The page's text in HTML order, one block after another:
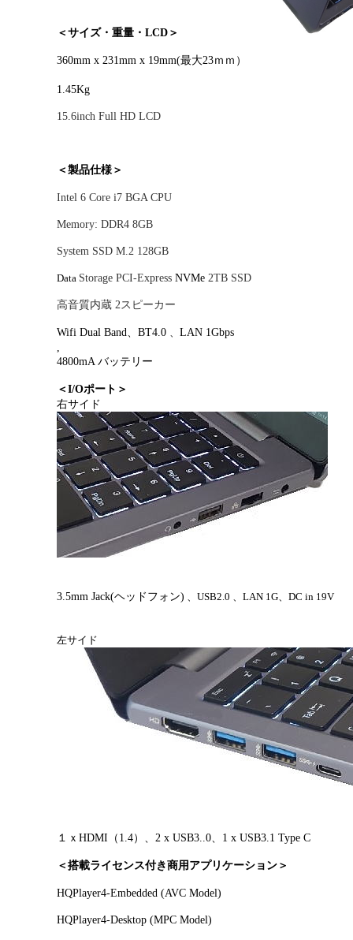
＜サイズ・重量・ LCD ＞
360mm x 231mm x 19mm(最大23ｍｍ）
1.45Kg
15.6inch Full HD LCD
＜製品仕様＞
Intel 6 Core i7 BGA CPU
Memory: DDR4 8GB
System SSD M.2 128GB
Data Storage PCI-Express NVMe 2TB SSD
高音質内蔵 2スピーカー
Wifi Dual Band、BT4.0 、 LAN 1Gbps
,
4800mA バッテリー
＜ I/Oポート＞
右サイド
3.5mm Jack(ヘッドフォン) 、USB2.0 、LAN 1G、DC in 19V
左サイド
１ｘHDMI（1.4） 、 2 x USB3..0、 1 x USB3.1 Type C
＜搭載ライセンス付き商用アプリケーション＞
HQPlayer4-Embedded (AVC Model)
HQPlayer4-Desktop (MPC Model)